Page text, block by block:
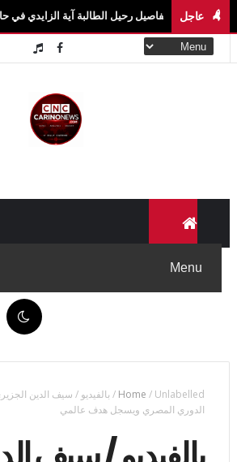
عاجل
رحيل الطالبة آية الزايدي في حادث مروع
Home / Unlabelled
/ بالفيديو / سيف الدين
الدوري المصري ويسجل هدف عالمي